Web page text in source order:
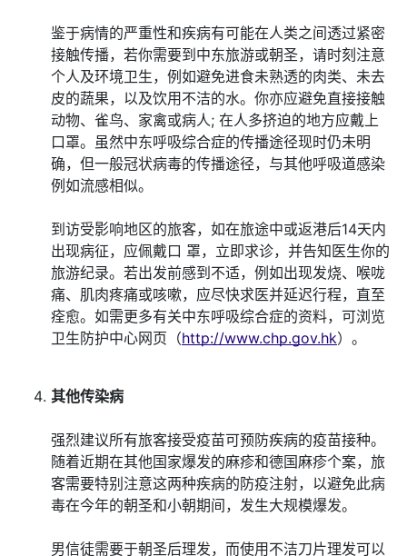
鉴于病情的严重性和疾病有可能在人类之间透过紧密
接触传播，若你需要到中东旅游或朝圣，请时刻注意
个人及环境卫生，例如避免进食未熟透的肉类、未去
皮的蔬果，以及饮用不洁的水。你亦应避免直接接触
动物、雀鸟、家禽或病人; 在人多挤迫的地方应戴上
口罩。虽然中东呼吸综合症的传播途径现时仍未明
确，但一般冠状病毒的传播途径，与其他呼吸道感染
例如流感相似。
到访受影响地区的旅客，如在旅途中或返港后14天内
出现病征，应佩戴口 罩，立即求诊，并告知医生你的
旅游纪录。若出发前感到不适，例如出现发烧、喉咙
痛、肌肉疼痛或咳嗽，应尽快求医并延迟行程，直至
痊愈。如需更多有关中东呼吸综合症的资料，可浏览
卫生防护中心网页（http://www.chp.gov.hk）。
其他传染病
强烈建议所有旅客接受疫苗可预防疾病的疫苗接种。
随着近期在其他国家爆发的麻疹和德国麻疹个案，旅
客需要特别注意这两种疾病的防疫注射，以避免此病
毒在今年的朝圣和小朝期间，发生大规模爆发。
男信徒需要于朝圣后理发，而使用不洁刀片理发可以